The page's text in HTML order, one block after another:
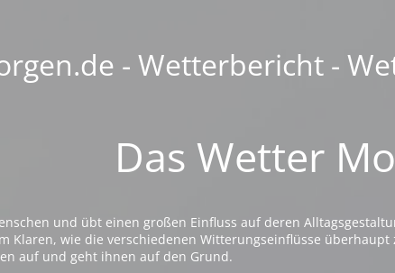
- Wetterbericht -
Das Wetter
und übt einen großen Einfluss auf deren
Klaren, wie die verschiedenen Witterungseinflüsse
auf und geht ihnen auf den Grund.